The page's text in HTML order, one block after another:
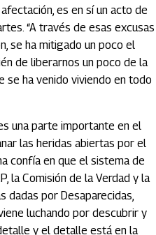
es en sí un acto de
“A través de esas excusas
se ha mitigado un poco el
de liberarnos un poco de la
se ha venido viviendo en todo
una parte importante en el
las heridas abiertas por el
confía en que el sistema de
la Comisión de la Verdad y la
dadas por Desaparecidas,
luchando por descubrir y
y el detalle está en la